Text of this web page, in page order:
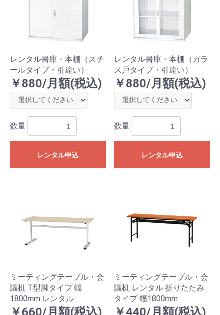
レンタル書庫・本棚（スチ
ールタイプ・引違い）
￥880/月額(税込)
数量
レンタル申込
レンタル書庫・本棚（ガラ
ス戸タイプ・引違い）
￥880/月額(税込)
数量
レンタル申込
ミーティングテーブル・会
議机 T型脚タイプ 幅
1800mm レンタル
￥660/月額(税込)
ミーティングテーブル・会
議机 レンタル 折りたたみ
タイプ 幅1800mm
￥440/月額(税込)